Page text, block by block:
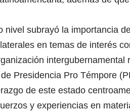
nivel subrayó la importancia
en temas de interés
Presidencia Pro Témpore
de este estado
y experiencias en